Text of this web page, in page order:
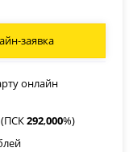
заявка
онлайн
(ПСК292,000%)